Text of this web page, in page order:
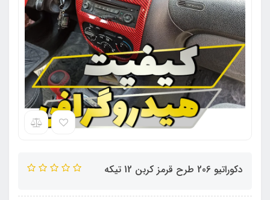
دکوراتیو 206 طرح قرمز کربن 12 تیکه